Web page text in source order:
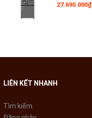
27.690.000₫
LIÊN KẾT NHANH
Tìm kiếm